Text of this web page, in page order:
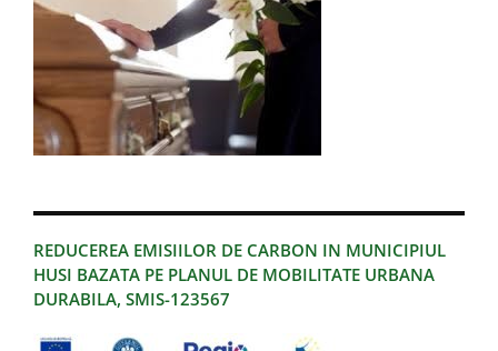
REDUCEREA EMISIILOR DE CARBON IN MUNICIPIUL
HUSI BAZATA PE PLANUL DE MOBILITATE URBANA
DURABILA, SMIS-123567